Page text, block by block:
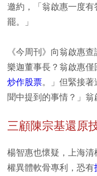
邀約，「翁啟惠一度
罷。」
《今周刊》向翁啟惠
樂迦董事長？翁啟惠
炒作股票。」但緊接
聞中提到的事情？」翁
三顧陳宗基還原
楊智惠也懷疑，上海
權異體軟骨專利，恐有